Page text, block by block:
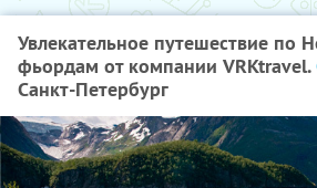
Увлекательное путешествие по
фьордам от компании VRKtravel.
Санкт-Петербург